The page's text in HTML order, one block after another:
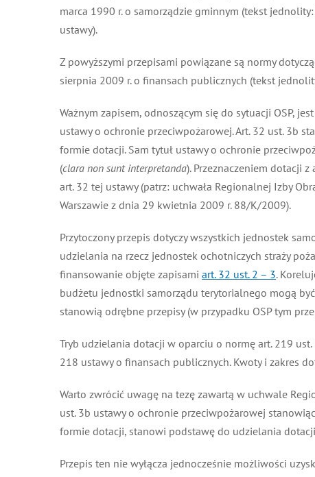
marca 1990 r. o samorządzie gminnym (tekst jednolity:
ustawy).
Z powyższymi przepisami powiązane są normy
sierpnia 2009 r. o finansach publicznych (tekst
Ważnym zapisem, odnoszącym się do sytuacji OSP,
ustawy o ochronie przeciwpożarowej. Art. 32 ust. 3b
formie dotacji. Sam tytuł ustawy o ochronie
clara non sunt interpretanda). Przeznaczeniem dotacji z
art. 32 tej ustawy (patrz: uchwała Regionalnej Izby
Warszawie z dnia 29 kwietnia 2009 r. 88/K/2009).
Przytoczony przepis dotyczy wszystkich jednostek
udzielania na rzecz jednostek ochotniczych straży
finansowanie objęte zapisamiart. 32 ust. 2 – 3.
budżetu jednostki samorządu terytorialnego mogą
stanowią odrębne przepisy (w przypadku OSP tym
Tryb udzielania dotacji w oparciu o normę art. 219
218 ustawy o finansach publicznych. Kwoty i zakres
Warto zwrócić uwagę na tezę zawartą w uchwale
ust. 3b ustawy o ochronie przeciwpożarowej
formie dotacji, stanowi podstawę do udzielania
Przepis ten nie wyłącza jednocześnie możliwości